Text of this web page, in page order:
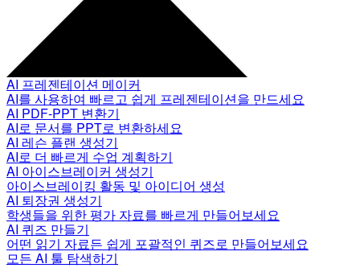
AI 프레젠테이션 메이커
AI를 사용하여 빠르고 쉽게 프레젠테이션을 만드세요
AI PDF-PPT 변환기
AI로 문서를 PPT로 변환하세요
AI 레슨 플랜 생성기
AI로 더 빠르게 수업 계획하기
AI 아이스브레이커 생성기
아이스브레이킹 활동 및 아이디어 생성
AI 퇴장권 생성기
학생들을 위한 평가 자료를 빠르게 만들어보세요
AI 퀴즈 만들기
어떤 읽기 자료든 쉽게 포괄적인 퀴즈로 만들어보세요
모든 AI 툴 탐색하기